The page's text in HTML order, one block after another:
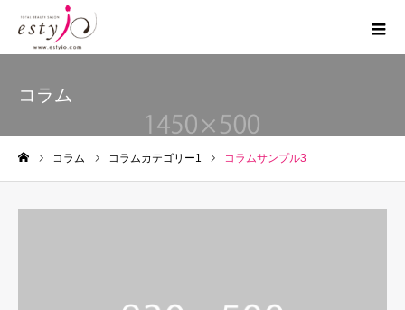
コラム
コラム コラムカテゴリー1 コラムサンプル3